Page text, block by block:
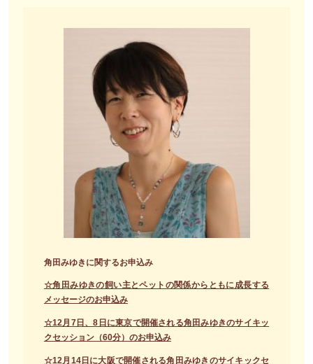
角田みゆきに関するお申込み
☆角田みゆきの飼い主とペットの関係からともに成長する
メッセージのお申込み
☆12月7日、8日に東京で開催される角田みゆきのサイキッ
クセッション（60分）のお申込み
☆12月14日に大阪で開催される角田みゆきのサイキックセ